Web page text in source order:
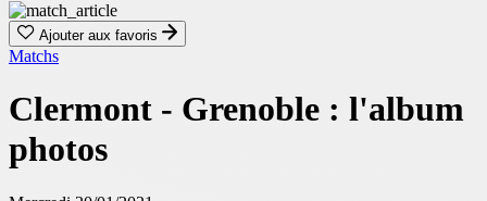
Ajouter aux favoris
Matchs
Clermont - Grenoble : l'album
photos